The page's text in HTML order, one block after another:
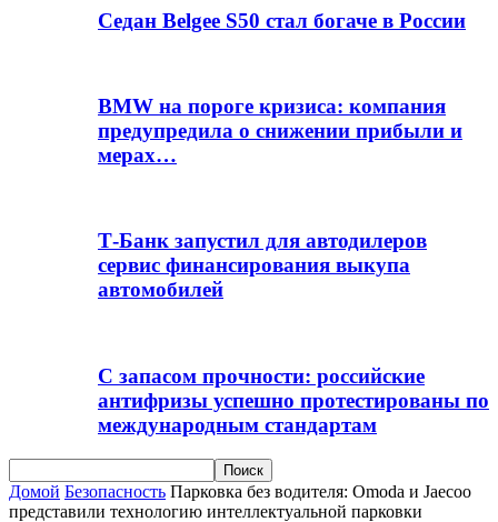
Седан Belgee S50 стал богаче в России
BMW на пороге кризиса: компания
предупредила о снижении прибыли и
мерах…
Т-Банк запустил для автодилеров
сервис финансирования выкупа
автомобилей
С запасом прочности: российские
антифризы успешно протестированы по
международным стандартам
Домой Безопасность Парковка без водителя: Omoda и Jaecoo
представили технологию интеллектуальной парковки